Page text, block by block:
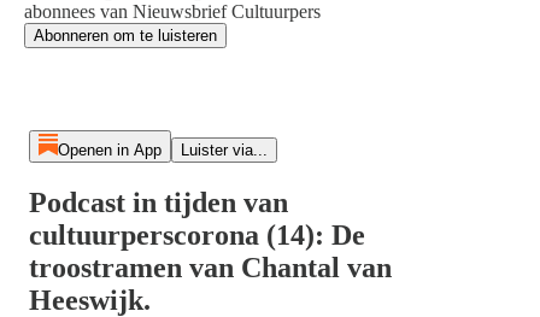
abonnees van Nieuwsbrief Cultuurpers
Abonneren om te luisteren
Openen in App Luister via...
Podcast in tijden van
cultuurperscorona (14): De
troostramen van Chantal van
Heeswijk.